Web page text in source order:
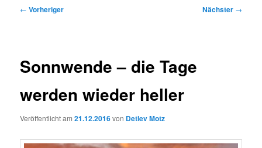
Beitragsnavigation
← Vorheriger Nächster →
Sonnwende – die Tage
werden wieder heller
Veröffentlicht am21.12.2016von Detlev Motz